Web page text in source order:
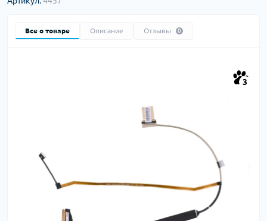
Все о товаре Описание Отзывы 0
3